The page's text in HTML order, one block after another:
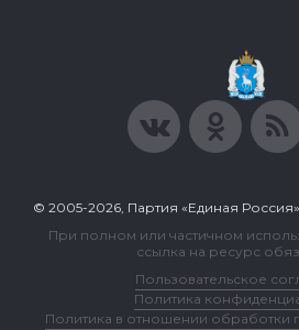
© 2005-2026, Партия «Единая
При полном или частичном
ссылка на ресурс
Пользовательское
Политика
Политика в отношении обработки